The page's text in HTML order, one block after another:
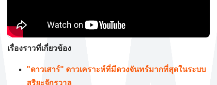
เรื่องราวที่เกี่ยวข้อง
"ดาวเสาร์" ดาวเคราะห์ที่มีดวงจันทร์มากที่สุดในระบบ
สุริยะจักรวาล